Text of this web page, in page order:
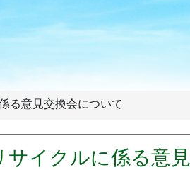
る意見交換会について
サイクルに係る意